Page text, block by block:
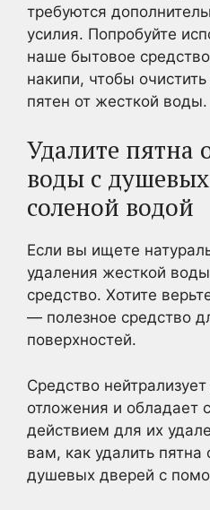
требуются
усилия. Попробуйте
наше бытовое
накипи, чтобы
пятен от жесткой воды.
Удалите пятна
воды с
соленой водой
Если вы ищете
удаления жесткой
средство. Хотите
— полезное средство
поверхностей.
Средство
отложения и обладает
действием для их
вам, как удалить
душевых дверей с